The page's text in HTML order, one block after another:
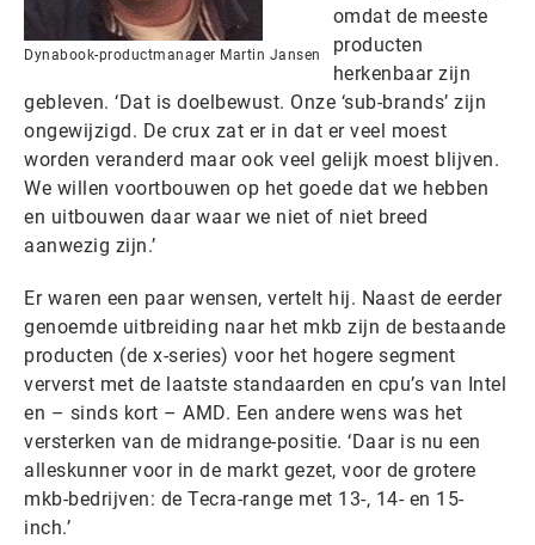
Dynabook-productmanager Martin Jansen
omdat de meeste
producten
herkenbaar zijn
gebleven. ‘Dat is doelbewust. Onze ‘sub-brands’ zijn
ongewijzigd. De crux zat er in dat er veel moest
worden veranderd maar ook veel gelijk moest blijven.
We willen voortbouwen op het goede dat we hebben
en uitbouwen daar waar we niet of niet breed
aanwezig zijn.’
Er waren een paar wensen, vertelt hij. Naast de eerder
genoemde uitbreiding naar het mkb zijn de bestaande
producten (de x-series) voor het hogere segment
ververst met de laatste standaarden en cpu’s van Intel
en – sinds kort – AMD. Een andere wens was het
versterken van de midrange-positie. ‘Daar is nu een
alleskunner voor in de markt gezet, voor de grotere
mkb-bedrijven: de Tecra-range met 13-, 14- en 15-
inch.’